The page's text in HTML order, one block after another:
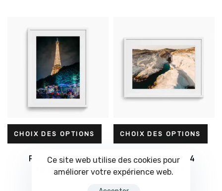
CHOIX DES OPTIONS
Paris, Numéro 1
–100€
CHOIX DES OPTIONS
Milos, Numéro 4
50€–100
Ce site web utilise des cookies pour
améliorer votre expérience web.